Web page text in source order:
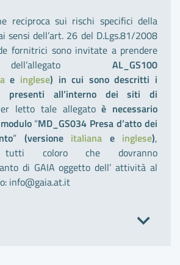
reciproca sui rischi specifici della
sensi dell’art. 26 del D.Lgs.81/2008
fornitrici sono invitate a prendere
AL_GS100
e inglese) in cui sono descritti i
presenti all’interno dei siti di
letto tale allegatoè necessario
“MD_GS034 Presa d’atto dei
” (versione italiana e inglese),
coloro che dovranno
di GAIA oggetto dell’ attività al
info@gaia.at.it